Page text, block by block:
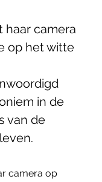
haar camera
op het witte
in de
van de
camera op